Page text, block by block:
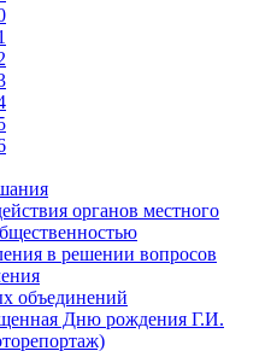
органов местного
в решении вопросов
объединений
Дню рождения Г.И.